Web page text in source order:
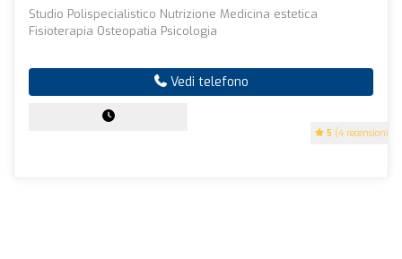
5 (4 recensioni)
Studio Polispecialistico Nutrizione Medicina estetica
Fisioterapia Osteopatia Psicologia
Vedi telefono